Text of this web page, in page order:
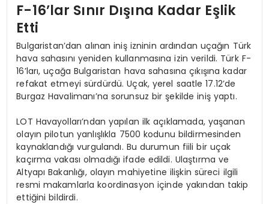
F-16’lar Sınır Dışına Kadar Eşlik
Etti
Bulgaristan’dan alınan iniş izninin ardından uçağın Türk
hava sahasını yeniden kullanmasına izin verildi. Türk F-
16’ları, uçağa Bulgaristan hava sahasına çıkışına kadar
refakat etmeyi sürdürdü. Uçak, yerel saatle 17.12’de
Burgaz Havalimanı’na sorunsuz bir şekilde iniş yaptı.
LOT Havayolları’ndan yapılan ilk açıklamada, yaşanan
olayın pilotun yanlışlıkla 7500 kodunu bildirmesinden
kaynaklandığı vurgulandı. Bu durumun fiili bir uçak
kaçırma vakası olmadığı ifade edildi. Ulaştırma ve
Altyapı Bakanlığı, olayın mahiyetine ilişkin süreci ilgili
resmi makamlarla koordinasyon içinde yakından takip
ettiğini bildirdi.